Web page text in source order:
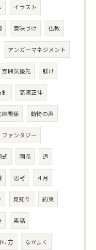
イラスト
意味づけ 仏教
アンガーマネジメント
雰囲気優先 躾け
針 高濱正伸
婦関係 動物の声
ファンタジー
式 園長 道
思考 ４月
見知り 約束
素話
け方 なかよく